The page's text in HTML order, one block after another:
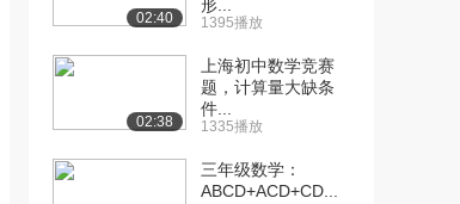
[13] 高中物理选修3-4 13
01:37
[14] 高中物理选修3-4 14
光的反射...
02:40
形...
1395播放
02:38
上海初中数学竞赛
题，计算量大缺条
件...
1335播放
三年级数学：
ABCD+ACD+CD...